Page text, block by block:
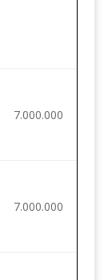
7.000.000
7.000.000